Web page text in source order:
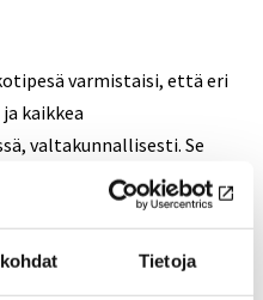
Tietoja
varmistaisi, että eri
kaikkea
valtakunnallisesti. Se
ja